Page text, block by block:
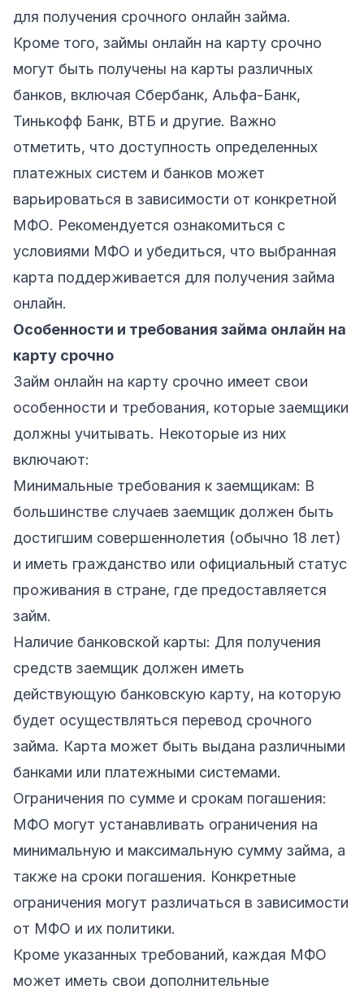
для получения срочного онлайн займа.
Кроме того, займы онлайн на карту срочно
могут быть получены на карты различных
банков, включая Сбербанк, Альфа-Банк,
Тинькофф Банк, ВТБ и другие. Важно
отметить, что доступность определенных
платежных систем и банков может
варьироваться в зависимости от конкретной
МФО. Рекомендуется ознакомиться с
условиями МФО и убедиться, что выбранная
карта поддерживается для получения займа
онлайн.
Особенности и требования займа онлайн на
карту срочно
Займ онлайн на карту срочно имеет свои
особенности и требования, которые заемщики
должны учитывать. Некоторые из них
включают:
Минимальные требования к заемщикам: В
большинстве случаев заемщик должен быть
достигшим совершеннолетия (обычно 18 лет)
и иметь гражданство или официальный статус
проживания в стране, где предоставляется
займ.
Наличие банковской карты: Для получения
средств заемщик должен иметь
действующую банковскую карту, на которую
будет осуществляться перевод срочного
займа. Карта может быть выдана различными
банками или платежными системами.
Ограничения по сумме и срокам погашения:
МФО могут устанавливать ограничения на
минимальную и максимальную сумму займа, а
также на сроки погашения. Конкретные
ограничения могут различаться в зависимости
от МФО и их политики.
Кроме указанных требований, каждая МФО
может иметь свои дополнительные